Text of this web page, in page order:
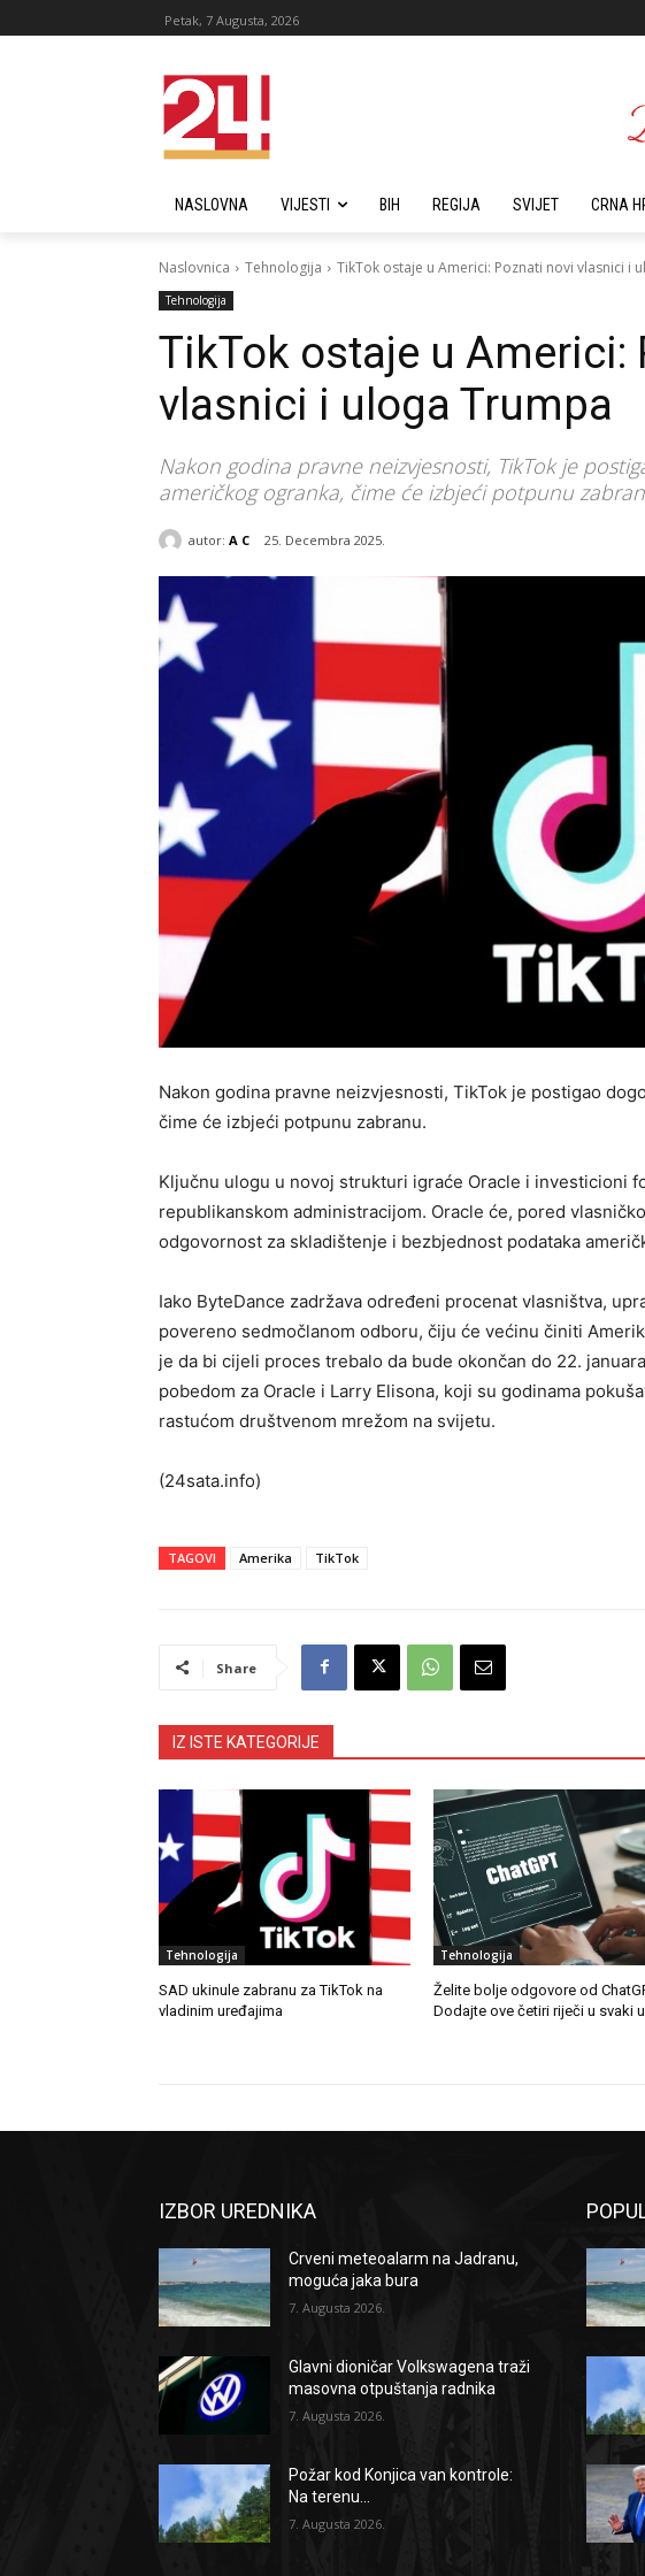
Petak, 7 Augusta, 2026
NASLOVNA VIJESTI BIH REGIJA SVIJET CRNA
Naslovnica Tehnologija TikTok ostaje u Americi: Poznati novi vlasnici i
Tehnologija
TikTok ostaje u Americi:
vlasnici i uloga Trumpa
Nakon godina pravne neizvjesnosti, TikTok je
američkog ogranka, čime će izbjeći potpunu
autor: A C 25. Decembra 2025.
Nakon godina pravne neizvjesnosti, TikTok je postigao
čime će izbjeći potpunu zabranu.
Ključnu ulogu u novoj strukturi igraće Oracle i investicioni
republikanskom administracijom. Oracle će, pored
odgovornost za skladištenje i bezbjednost podataka
Iako ByteDance zadržava određeni procenat vlasništva,
povereno sedmočlanom odboru, čiju će većinu činiti
je da bi cijeli proces trebalo da bude okončan do 22.
pobedom za Oracle i Larry Elisona, koji su godinama
rastućom društvenom mrežom na svijetu.
(24sata.info)
TAGOVI Amerika TikTok
Share
IZ ISTE KATEGORIJE
Tehnologija
SAD ukinule zabranu za TikTok na
vladinim uređajima
Tehnologija
Želite bolje odgovore od
Dodajte ove četiri riječi u svaki
IZBOR UREDNIKA
Crveni meteoalarm na Jadranu,
moguća jaka bura
7. Augusta 2026.
Glavni dioničar Volkswagena traži
masovna otpuštanja radnika
7. Augusta 2026.
Požar kod Konjica van kontrole:
Na terenu...
7. Augusta 2026.